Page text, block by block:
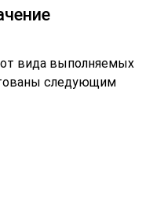
вида выполняемых
следующим